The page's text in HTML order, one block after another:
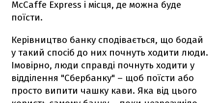
McCaffe Express і місця, де можна буде
поїсти.
Керівництво банку сподівається, що бодай
у такий спосіб до них почнуть ходити люди.
Імовірно, люди справді почнуть ходити у
відділення "Сбербанку" – щоб поїсти або
просто випити чашку кави. Яка від цього